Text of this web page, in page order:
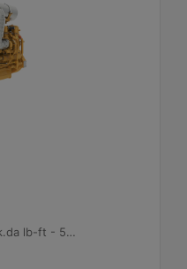
4056 1.200 dev/dk.da lb-ft - 5499 1.200 dev/dk.da Nm